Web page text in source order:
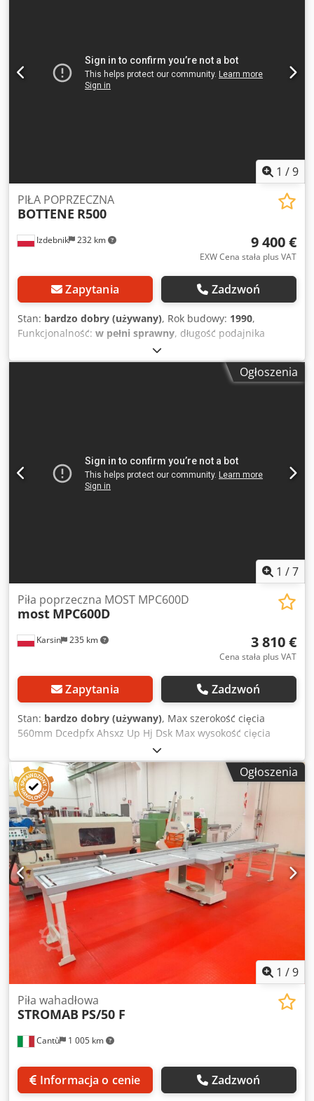
faktycznym zgodnie z oględzinami bez gwarancji i rękojmi
1 /9
Izdebnik 232 km
PIŁA POPRZECZNA
BOTTENE R500
9 400 €
EXW Cena stała plus VAT
Zapytania Zadzwoń
Stan: bardzo dobry (używany), Rok budowy: 1990,
Funkcjonalność: w pełni sprawny, długość podajnika
rolkowego - 6050mm długośc odbiornika taśmowego -
6100mm średnica piły 500 mm model: R500 załadunek z
przenośnikami rolkowymi napędzany silnikiem zasilanie
Ogłoszenia
1 /7
Karsin 235 km
Piła poprzeczna MOST MPC600D
most MPC600D
3 810 €
Cena stała plus VAT
Zapytania Zadzwoń
Stan: bardzo dobry (używany), Max szerokość cięcia
560mm Dcedpfx Ahsxz Up Hj Dsk Max wysokość cięcia
100mm Silnik 7,5kw Rok prod. 2007 Średnica tarczy 700mm
(max 750) Sterowanie oburęczne Docisk pneumatyczny
Ogłoszenia
1 /9
Cantù 1 005 km
Piła wahadłowa
STROMAB PS/50 F
Informacja o cenie Zadzwoń